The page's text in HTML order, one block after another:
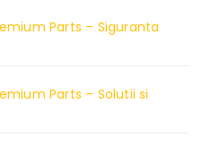
Parts – Siguranta
Parts – Solutii si